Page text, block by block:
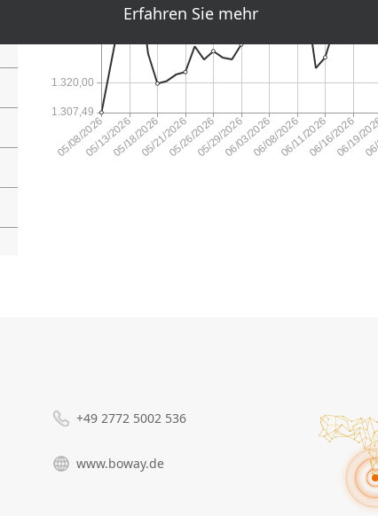
+49 2772 5002 536
www.boway.de
Erfahren Sie mehr